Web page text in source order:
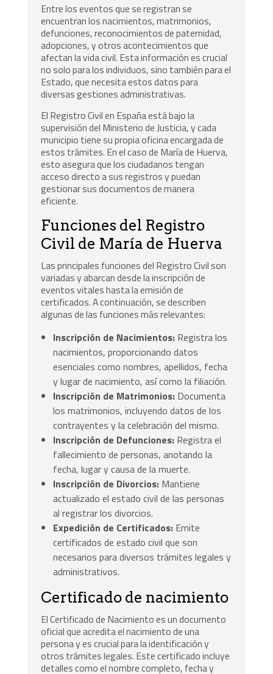
Entre los eventos que se registran se
encuentran los nacimientos, matrimonios,
defunciones, reconocimientos de paternidad,
adopciones, y otros acontecimientos que
afectan la vida civil. Esta información es crucial
no solo para los individuos, sino también para el
Estado, que necesita estos datos para
diversas gestiones administrativas.
El Registro Civil en España está bajo la
supervisión del Ministerio de Justicia, y cada
municipio tiene su propia oficina encargada de
estos trámites. En el caso de María de Huerva,
esto asegura que los ciudadanos tengan
acceso directo a sus registros y puedan
gestionar sus documentos de manera
eficiente.
Funciones del Registro
Civil de María de Huerva
Las principales funciones del Registro Civil son
variadas y abarcan desde la inscripción de
eventos vitales hasta la emisión de
certificados. A continuación, se describen
algunas de las funciones más relevantes:
Inscripción de Nacimientos: Registra los
nacimientos, proporcionando datos
esenciales como nombres, apellidos, fecha
y lugar de nacimiento, así como la filiación.
Inscripción de Matrimonios: Documenta
los matrimonios, incluyendo datos de los
contrayentes y la celebración del mismo.
Inscripción de Defunciones: Registra el
fallecimiento de personas, anotando la
fecha, lugar y causa de la muerte.
Inscripción de Divorcios: Mantiene
actualizado el estado civil de las personas
al registrar los divorcios.
Expedición de Certificados: Emite
certificados de estado civil que son
necesarios para diversos trámites legales y
administrativos.
Certificado de nacimiento
El Certificado de Nacimiento es un documento
oficial que acredita el nacimiento de una
persona y es crucial para la identificación y
otros trámites legales. Este certificado incluye
detalles como el nombre completo, fecha y